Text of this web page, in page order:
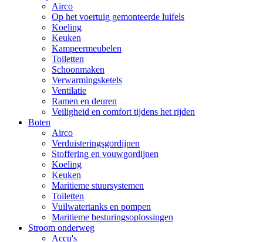
Airco
Op het voertuig gemonteerde luifels
Koeling
Keuken
Kampeermeubelen
Toiletten
Schoonmaken
Verwarmingsketels
Ventilatie
Ramen en deuren
Veiligheid en comfort tijdens het rijden
Boten
Airco
Verduisteringsgordijnen
Stoffering en vouwgordijnen
Koeling
Keuken
Maritieme stuursystemen
Toiletten
Vuilwatertanks en pompen
Maritieme besturingsoplossingen
Stroom onderweg
Accu's